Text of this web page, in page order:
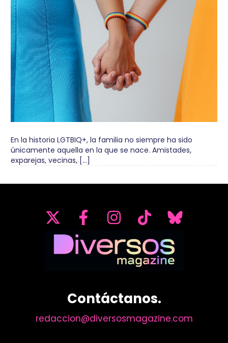
En la historia LGTBIQ+, la familia no siempre ha sido
únicamente aquella en la que se nace. Amistades,
exparejas, vecinas, […]
Contáctanos.
redaccion@diversosmagazine.com